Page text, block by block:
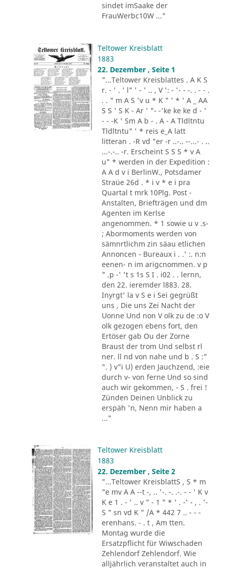
sindet imSaake der
FrauWerbc10W ..."
Teltower Kreisblatt
1883
22. Dezember , Seite 1
"...Teltower Kreisblattes . A K S
r. - ' . ' l" ' - ' .. , V ': - '- - -. . - - .
. . " m A S 'v u * K " ' * ' A _ AA
S S ' S K - Ar ' "- -'ke ke ke d - '
- - -K ' Sm A b - . A - A Tldltntu
Tldltntu" ' * reis e_A latt
litteran . -R vd "er -r ..-.. --...- . ..
...-.-.. -r. Erscheint S S S * v A
u" * werden in der Expedition :
A A d v i BerlinW., Potsdamer
Straüe 26d . * i v * e i pra
Quartal t mrk 10Plg. Post -
Anstalten, Briefträgen und dm
Agenten im Kerlse
angenommen. * 1 sowie u v .s-
; Abormoments werden von
sämnrtlichm zin säau etlichen
Annoncen - Bureaux i . .' :. n:n
eenen- n im arigcnommen. v p
" .p -' 't s 1s S I . i02 . . lernn,
den 22. ieremder l883. 28.
Inyrgt' la v S e i Sei gegrüßt
uns , Die uns Zei Nacht der
Uonne Und non V olk zu de :o V
olk gezogen ebens fort, den
Ertöser gab Ou der Zorne
Braust der trom Und selbst rl
ner. ll nd von nahe und b . S :"
". ) v"i U) erden Jauchzend, :eie
durch v- von ferne Und so sind
auch wir gekommen, - S . frei !
Zünden Deinen Unblick zu
erspäh 'n, Nenn mir haben a
..."
Teltower Kreisblatt
1883
22. Dezember , Seite 2
"...Teltower KreisblattS , S * m
"e mv A A --t -, .. '-. -. .-. - - ' K v
K e 1 . - ' .. v " - 1 " * ' . -' - , . '-
S " sn vd K " /A * 442 7 .. - - -
erenhans. - . t , Am tten.
Montag wurde die
Ersatzpflicht für Wiwschaden
Zehlendorf Zehlendorf. Wie
alljährlich veranstaltet auch in